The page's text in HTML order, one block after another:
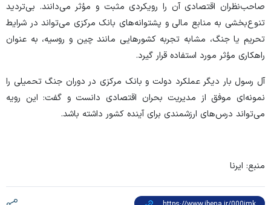
صاحب‌نظران اقتصادی آن را رویکردی مثبت و مؤثر می‌دانند. بی‌تردید
تنوع‌بخشی به منابع مالی و پشتوانه‌های بانک مرکزی می‌تواند در شرایط
تحریم یا جنگ، مشابه تجربه کشور‌هایی مانند چین و روسیه، به عنوان
راهکاری مؤثر مورد استفاده قرار گیرد.
آل رسول بار دیگر عملکرد دولت و بانک مرکزی در دوران جنگ تحمیلی را
نمونه‌ای موفق از مدیریت بحران اقتصادی دانست و گفت: این رویه
می‌تواند درس‌های ارزشمندی برای آینده کشور داشته باشد.
منبع: ایرنا